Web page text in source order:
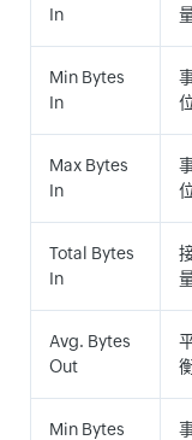
In
Min Bytes
In
Max Bytes
In
Total Bytes
In
Avg. Bytes
Out
Min Bytes